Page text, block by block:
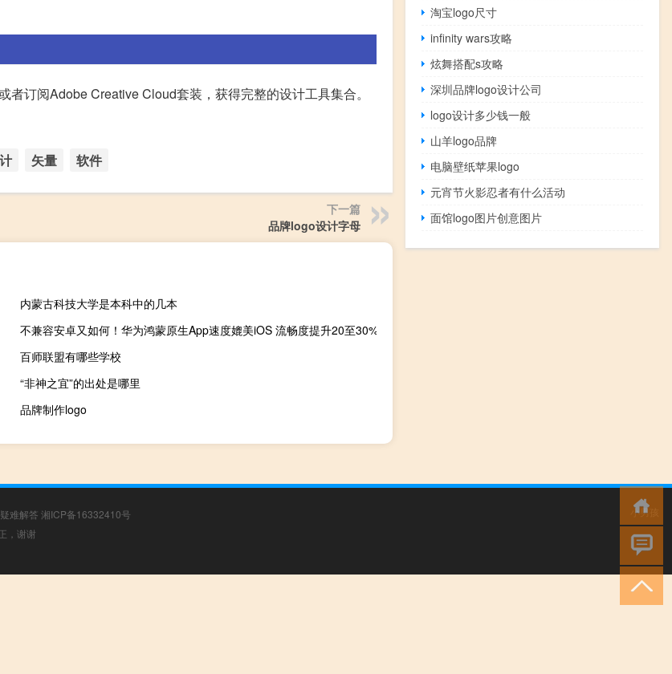
订阅Adobe Creative Cloud套装，获得完整的设计工具集合。
矢量 软件
下一篇
品牌logo设计字母
内蒙古科技大学是本科中的几本
不兼容安卓又如何！华为鸿蒙原生App速度媲美iOS 流畅度提升20至30%
百师联盟有哪些学校
“非神之宜”的出处是哪里
品牌制作logo
淘宝logo尺寸
infinity wars攻略
炫舞搭配s攻略
深圳品牌logo设计公司
logo设计多少钱一般
山羊logo品牌
电脑壁纸苹果logo
元宵节火影忍者有什么活动
面馆logo图片创意图片
疑难解答 湘ICP备16332410号
，谢谢
小男孩